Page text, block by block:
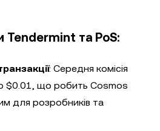
Tendermint та PoS:
: Середня комісія
$0.01, що робить Cosmos
для розробників та